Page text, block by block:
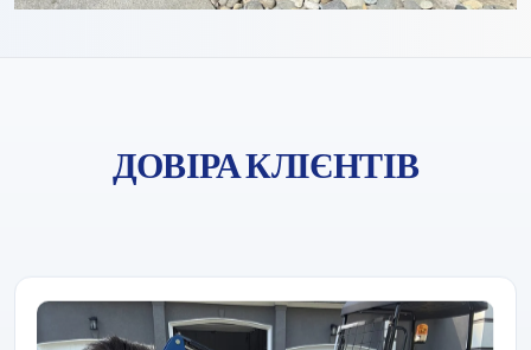
ДОВІРА КЛІЄНТІВ